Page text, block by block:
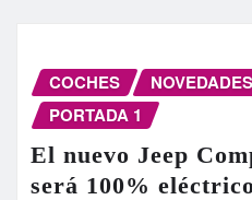
COCHES
PORTADA 1
El nuevo Jeep
será 100%